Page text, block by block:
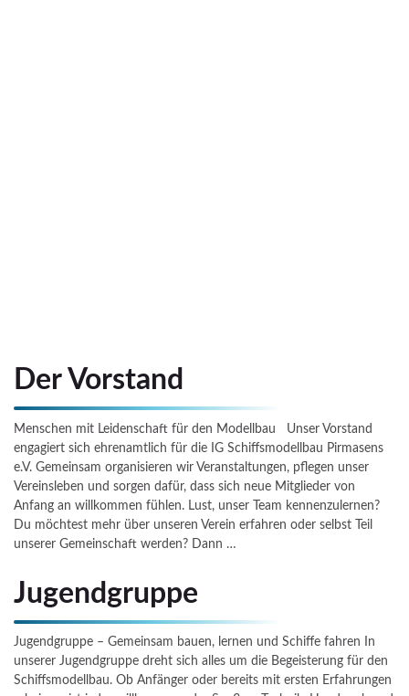
Der Vorstand
Menschen mit Leidenschaft für den Modellbau Unser Vorstand
engagiert sich ehrenamtlich für die IG Schiffsmodellbau Pirmasens
e.V. Gemeinsam organisieren wir Veranstaltungen, pflegen unser
Vereinsleben und sorgen dafür, dass sich neue Mitglieder von
Anfang an willkommen fühlen. Lust, unser Team kennenzulernen?
Du möchtest mehr über unseren Verein erfahren oder selbst Teil
unserer Gemeinschaft werden? Dann …
Jugendgruppe
Jugendgruppe – Gemeinsam bauen, lernen und Schiffe fahren In
unserer Jugendgruppe dreht sich alles um die Begeisterung für den
Schiffsmodellbau. Ob Anfänger oder bereits mit ersten Erfahrungen